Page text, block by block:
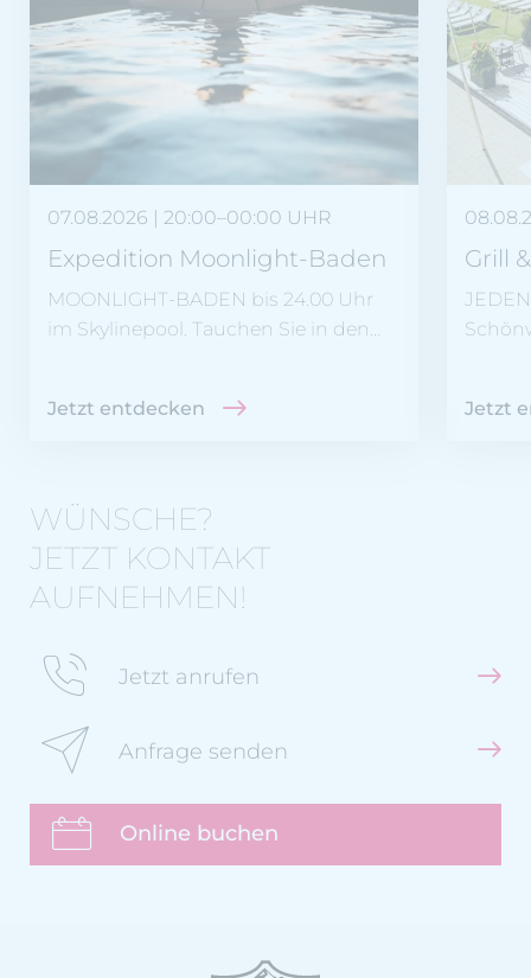
07.08.2026 | 20:00–00:00 UHR
Expedition Moonlight-Baden
MOONLIGHT-BADEN bis 24.00 Uhr
im Skylinepool. Tauchen Sie in den
atemberauebenden Bergpanorama
Jetzt entdecken
Grill
Jetzt
WÜNSCHE?
JETZT KONTAKT
AUFNEHMEN!
Jetzt anrufen
Anfrage senden
Online buchen